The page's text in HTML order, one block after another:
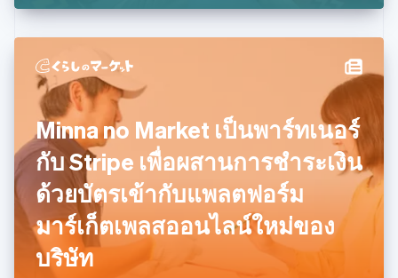
Minna no Market เป็นพาร์ทเนอร์
กับ Stripe เพื่อผสานการชำระเงิน
ด้วยบัตรเข้ากับแพลตฟอร์ม
มาร์เก็ตเพลสออนไลน์ใหม่ของ
บริษัท
โปรตุเกส
PortuguêsEnglish
English
ฝรั่งเศส
Français English
ฟินแลนด์
EnglishSvenska
มอลตา
English
มาเลเซีย
English简体中文
เม็กซิโก
EspañolEnglish
ยิบรอลตาร์